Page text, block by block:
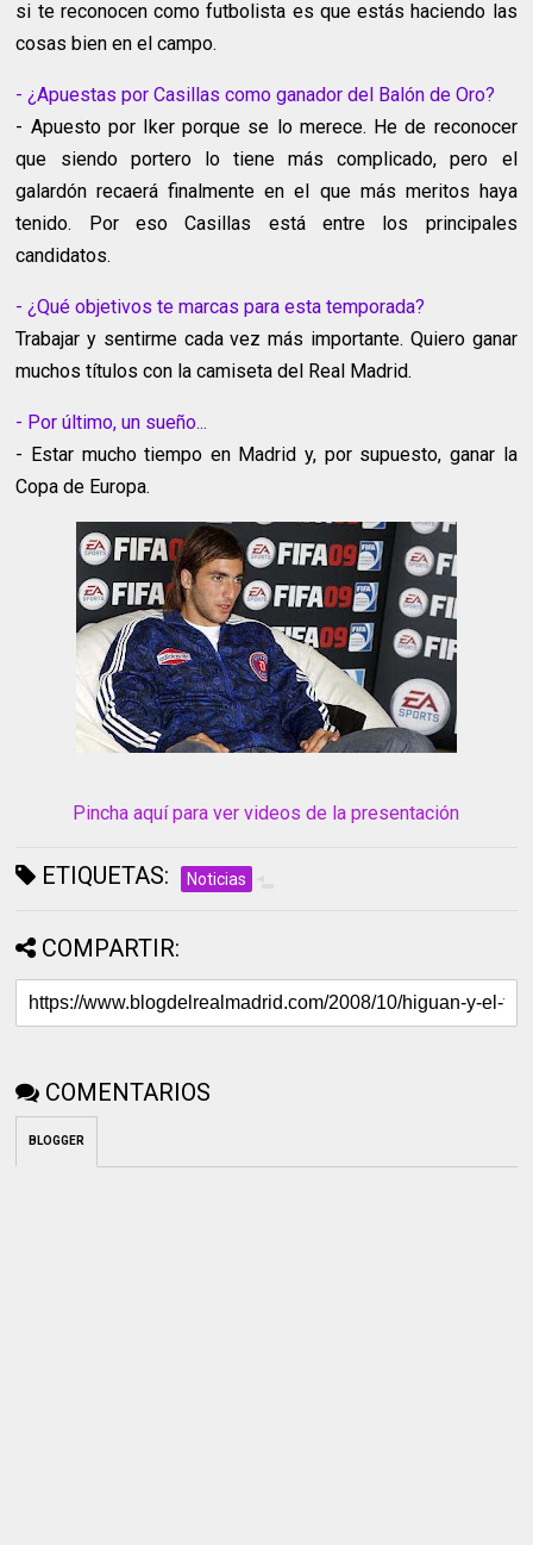
si te reconocen como futbolista es que estás haciendo las
cosas bien en el campo.
- ¿Apuestas por Casillas como ganador del Balón de Oro?
- Apuesto por Iker porque se lo merece. He de reconocer
que siendo portero lo tiene más complicado, pero el
galardón recaerá finalmente en el que más meritos haya
tenido. Por eso Casillas está entre los principales
candidatos.
- ¿Qué objetivos te marcas para esta temporada?
Trabajar y sentirme cada vez más importante. Quiero ganar
muchos títulos con la camiseta del Real Madrid.
- Por último, un sueño...
- Estar mucho tiempo en Madrid y, por supuesto, ganar la
Copa de Europa.
Pincha aquí para ver videos de la presentación
ETIQUETAS: Noticias
COMPARTIR:
COMENTARIOS
BLOGGER